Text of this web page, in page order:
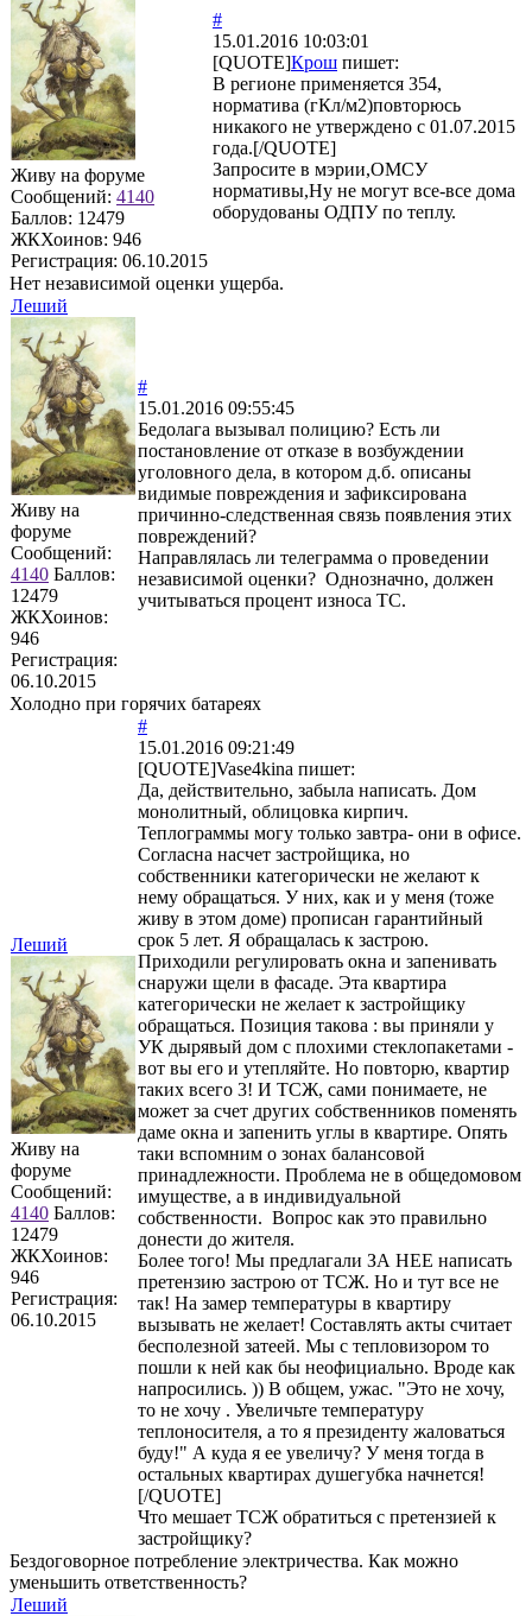
Живу на форуме
Сообщений: 4140
Баллов: 12479
ЖКХоинов: 946
Регистрация: 06.10.2015
#
15.01.2016 10:03:01
[QUOTE]Крош пишет:
В регионе применяется 354,
норматива (гКл/м2)повторюсь
никакого не утверждено с 01.07.2015
года.[/QUOTE]
Запросите в мэрии,ОМСУ
нормативы,Ну не могут все-все дома
оборудованы ОДПУ по теплу.
Нет независимой оценки ущерба.
Леший
Живу на
форуме
Сообщений:
4140 Баллов:
12479
ЖКХоинов:
946
Регистрация:
06.10.2015
#
15.01.2016 09:55:45
Бедолага вызывал полицию? Есть ли
постановление от отказе в возбуждении
уголовного дела, в котором д.б. описаны
видимые повреждения и зафиксирована
причинно-следственная связь появления этих
повреждений?
Направлялась ли телеграмма о проведении
независимой оценки? Однозначно, должен
учитываться процент износа ТС.
Холодно при горячих батареях
Леший
Живу на
форуме
Сообщений:
4140 Баллов:
12479
ЖКХоинов:
946
Регистрация:
06.10.2015
#
15.01.2016 09:21:49
[QUOTE]Vase4kina пишет:
Да, действительно, забыла написать. Дом
монолитный, облицовка кирпич.
Теплограммы могу только завтра- они в офисе.
Согласна насчет застройщика, но
собственники категорически не желают к
нему обращаться. У них, как и у меня (тоже
живу в этом доме) прописан гарантийный
срок 5 лет. Я обращалась к застрою.
Приходили регулировать окна и запенивать
снаружи щели в фасаде. Эта квартира
категорически не желает к застройщику
обращаться. Позиция такова : вы приняли у
УК дырявый дом с плохими стеклопакетами -
вот вы его и утепляйте. Но повторю, квартир
таких всего 3! И ТСЖ, сами понимаете, не
может за счет других собственников поменять
даме окна и запенить углы в квартире. Опять
таки вспомним о зонах балансовой
принадлежности. Проблема не в общедомовом
имуществе, а в индивидуальной
собственности. Вопрос как это правильно
донести до жителя.
Более того! Мы предлагали ЗА НЕЕ написать
претензию застрою от ТСЖ. Но и тут все не
так! На замер температуры в квартиру
вызывать не желает! Составлять акты считает
бесполезной затеей. Мы с тепловизором то
пошли к ней как бы неофициально. Вроде как
напросились. )) В общем, ужас. "Это не хочу,
то не хочу . Увеличьте температуру
теплоносителя, а то я президенту жаловаться
буду!" А куда я ее увеличу? У меня тогда в
остальных квартирах душегубка начнется!
[/QUOTE]
Что мешает ТСЖ обратиться с претензией к
застройщику?
Бездоговорное потребление электричества. Как можно
уменьшить ответственность?
Леший